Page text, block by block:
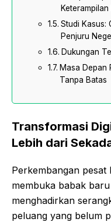
Studi Kasus:
Penjuru
Dukungan
Masa Depan
Tanpa Batas
Transformasi
Lebih dari
Perkembangan pesat
membuka babak
menghadirkan
peluang yang belum